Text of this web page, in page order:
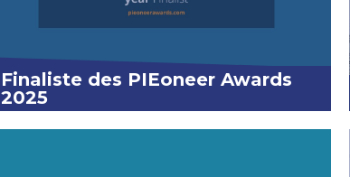
Finaliste des PIEoneer Awards
2025